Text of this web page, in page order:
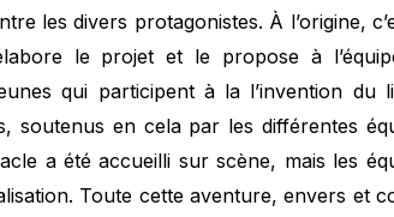
les divers protagonistes. À l’origine,
le projet et le propose à
qui participent à la l’invention du
soutenus en cela par les différentes
a été accueilli sur scène, mais les
Toute cette aventure, envers et